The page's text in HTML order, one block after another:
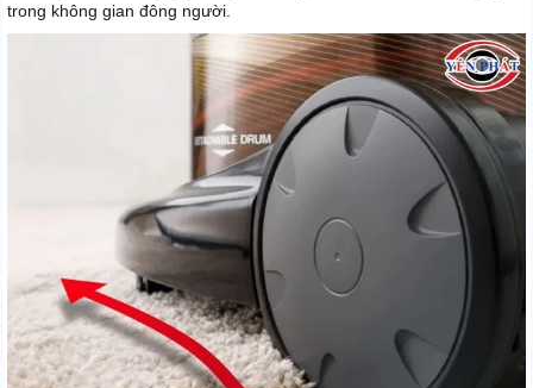
trong không gian đông người.